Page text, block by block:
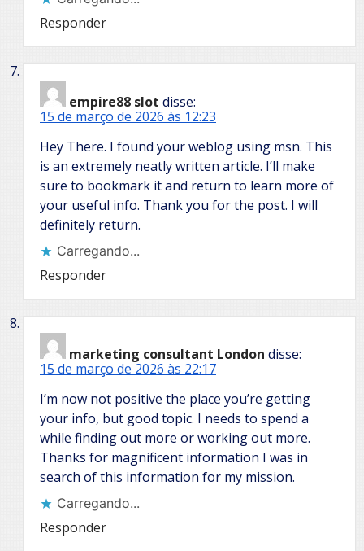
Responder
empire88 slot disse:
15 de março de 2026 às 12:23
Hey There. I found your weblog using msn. This
is an extremely neatly written article. I’ll make
sure to bookmark it and return to learn more of
your useful info. Thank you for the post. I will
definitely return.
Carregando...
Responder
marketing consultant London disse:
15 de março de 2026 às 22:17
I’m now not positive the place you’re getting
your info, but good topic. I needs to spend a
while finding out more or working out more.
Thanks for magnificent information I was in
search of this information for my mission.
Carregando...
Responder